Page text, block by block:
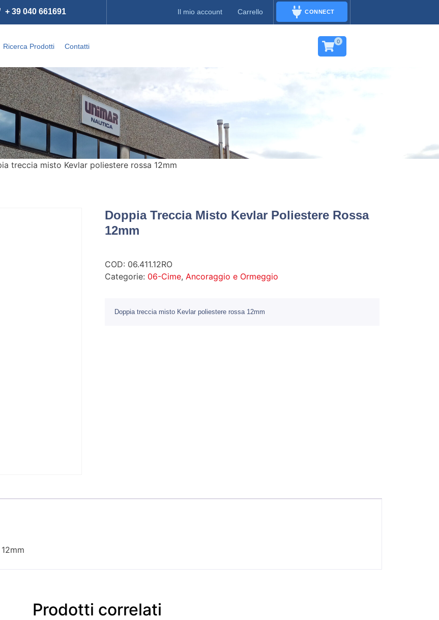
+ 39 040 661691 Il mio account Carrello CONNECT
Ricerca Prodotti Contatti
0
treccia misto Kevlar poliestere rossa 12mm
Doppia Treccia Misto Kevlar Poliestere Rossa
12mm
COD: 06.411.12RO
Categorie: 06-Cime, Ancoraggio e Ormeggio
Doppia treccia misto Kevlar poliestere rossa 12mm
Prodotti correlati